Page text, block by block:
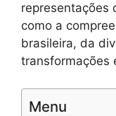
representações
como a
brasileira, da
transformações
Menu